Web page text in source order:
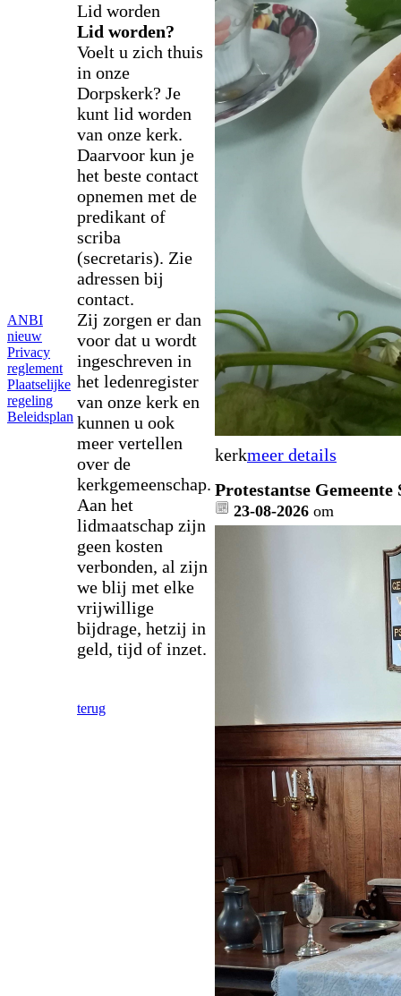
ANBI
nieuw
Privacy
reglement
Plaatselijke
regeling
Beleidsplan
Lid worden
Lid worden?
Voelt u zich thuis
in onze
Dorpskerk? Je
kunt lid worden
van onze kerk.
Daarvoor kun je
het beste contact
opnemen met de
predikant of
scriba
(secretaris). Zie
adressen bij
contact.
Zij zorgen er dan
voor dat u wordt
ingeschreven in
het ledenregister
van onze kerk en
kunnen u ook
meer vertellen
over de
kerkgemeenschap.
Aan het
lidmaatschap zijn
geen kosten
verbonden, al zijn
we blij met elke
vrijwillige
bijdrage, hetzij in
geld, tijd of inzet.
terug
kerkmeer details
Protestantse
23-08-2026 om